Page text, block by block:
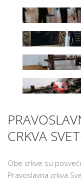
CRKVA
Obe crkve su
Pravoslavna crkva